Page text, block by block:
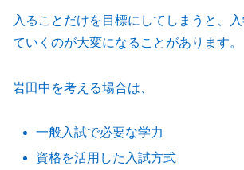
入ることだけを目標にしてしまうと、
ていくのが大変になることがあります。
岩田中を考える場合は、
一般入試で必要な学力
資格を活用した入試方式